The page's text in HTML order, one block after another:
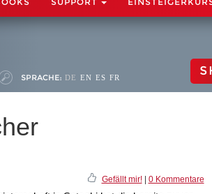
SPRACHE: DE EN ES FR
Gefällt mir!| 0 Kommentare